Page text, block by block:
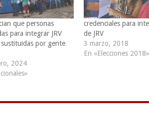
que personas
para integrar JRV
por gente
2024
credenciales para
de JRV
3 marzo, 2018
En «Elecciones 2018»